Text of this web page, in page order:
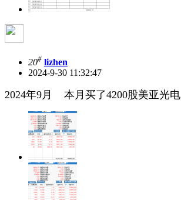
20# lizhen
2024-9-30 11:32:47
2024年9月 本月买了4200股美亚光电